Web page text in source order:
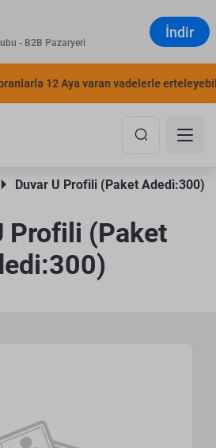
- B2B Pazaryeri
İndir
12 Aya varan vadelerle
Duvar U Profili (Paket Adedi:300)
Profili (Paket